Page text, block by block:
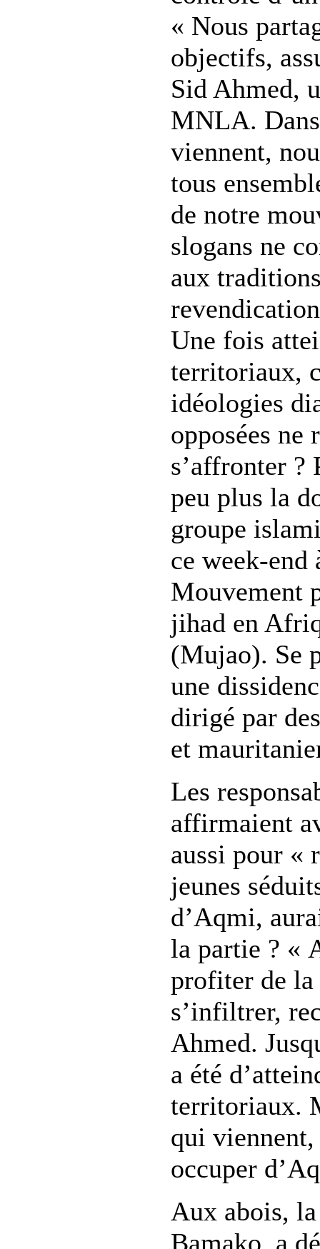
« Nous
objectifs,
Sid Ahmed,
MNLA.
viennent,
tous
de notre
slogans ne
aux
Une fois
territoriaux,
idéologies
opposées ne
s’affronter ?
peu plus la
groupe
ce week-end
Mouvement
jihad en
(Mujao). Se
une
dirigé par
et
Les
affirmaient
aussi pour «
jeunes
d’Aqmi,
la partie ? «
profiter de
s’infiltrer,
Ahmed.
a été
territoriaux.
qui
occuper
Aux abois,
Bamako, a